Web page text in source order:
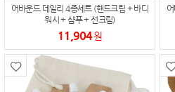
어바운드 데일리 4종세트 (핸드크림 + 바디
워시 + 샴푸 + 선크림)
11,904원